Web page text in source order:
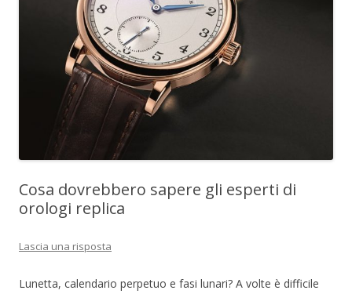
Cosa dovrebbero sapere gli esperti di
orologi replica
Lascia una risposta
Lunetta, calendario perpetuo e fasi lunari? A volte è difficile